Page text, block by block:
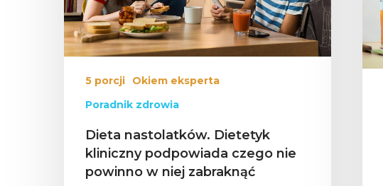
Wciśnij enter żeby wyszukać lub ESC żeby zamknąć
5 porcji
Okiem eksperta
Poradnik zdrowia
Dieta nastolatków. Dietetyk
kliniczny podpowiada czego nie
powinno w niej zabraknąć